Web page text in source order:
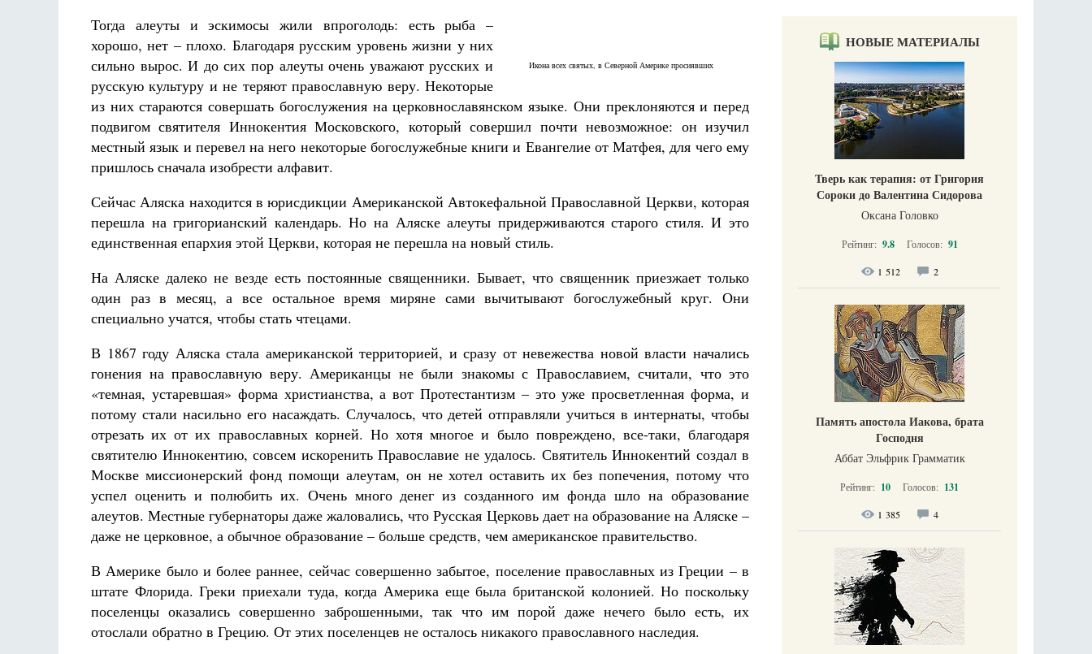
Икона всех святых, в Северной Америке просиявших
Тогда алеуты и эскимосы жили впроголодь: есть рыба –
хорошо, нет – плохо. Благодаря русским уровень жизни у них
сильно вырос. И до сих пор алеуты очень уважают русских и
русскую культуру и не теряют православную веру. Некоторые
из них стараются совершать богослужения на церковнославянском языке. Они преклоняются и перед
подвигом святителя Иннокентия Московского, который совершил почти невозможное: он изучил
местный язык и перевел на него некоторые богослужебные книги и Евангелие от Матфея, для чего ему
пришлось сначала изобрести алфавит.
Сейчас Аляска находится в юрисдикции Американской Автокефальной Православной Церкви, которая
перешла на григорианский календарь. Но на Аляске алеуты придерживаются старого стиля. И это
единственная епархия этой Церкви, которая не перешла на новый стиль.
На Аляске далеко не везде есть постоянные священники. Бывает, что священник приезжает только
один раз в месяц, а все остальное время миряне сами вычитывают богослужебный круг. Они
специально учатся, чтобы стать чтецами.
В 1867 году Аляска стала американской территорией, и сразу от невежества новой власти начались
гонения на православную веру. Американцы не были знакомы с Православием, считали, что это
«темная, устаревшая» форма христианства, а вот Протестантизм – это уже просветленная форма, и
потому стали насильно его насаждать. Случалось, что детей отправляли учиться в интернаты, чтобы
отрезать их от их православных корней. Но хотя многое и было повреждено, все-таки, благодаря
святителю Иннокентию, совсем искоренить Православие не удалось. Святитель Иннокентий создал в
Москве миссионерский фонд помощи алеутам, он не хотел оставить их без попечения, потому что
успел оценить и полюбить их. Очень много денег из созданного им фонда шло на образование
алеутов. Местные губернаторы даже жаловались, что Русская Церковь дает на образование на Аляске –
даже не церковное, а обычное образование – больше средств, чем американское правительство.
В Америке было и более раннее, сейчас совершенно забытое, поселение православных из Греции – в
штате Флорида. Греки приехали туда, когда Америка еще была британской колонией. Но поскольку
поселенцы оказались совершенно заброшенными, так что им порой даже нечего было есть, их
отослали обратно в Грецию. От этих поселенцев не осталось никакого православного наследия.
НОВЫЕ МАТЕРИАЛЫ
Тверь как терапия: от Григория
Сороки до Валентина Сидорова
Оксана Головко
Рейтинг: 9.8 Голосов: 91
1 512 2
Память апостола Иакова, брата
Господня
Аббат Эльфрик Грамматик
Рейтинг: 10 Голосов: 131
1 385 4